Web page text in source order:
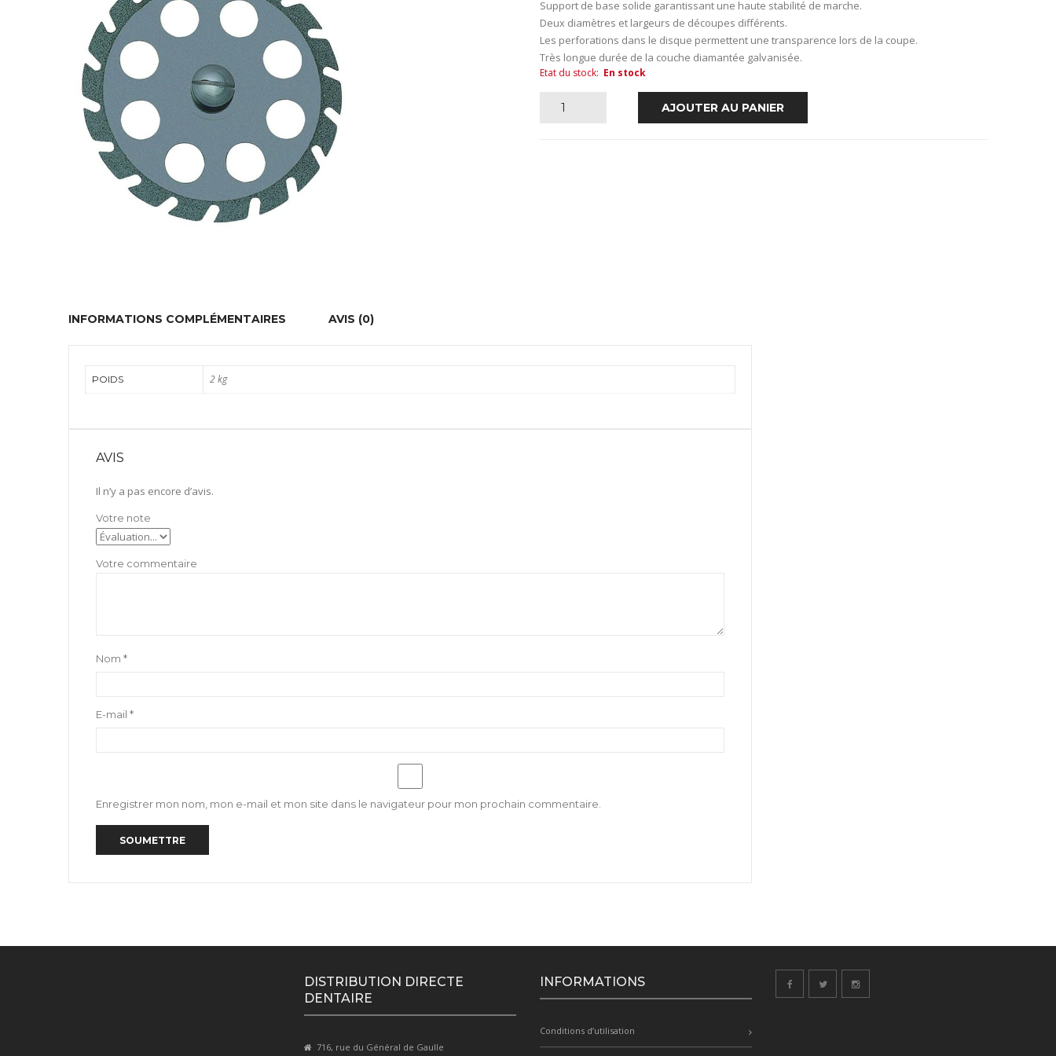
Support de base solide garantissant une haute stabilité de marche.
Deux diamètres et largeurs de découpes différents.
Les perforations dans le disque permettent une transparence lors de la coupe.
Très longue durée de la couche diamantée galvanisée.
Etat du stock: En stock
quantité AJOUTER AU PANIER
INFORMATIONS COMPLÉMENTAIRES AVIS (0)
POIDS 2 kg
AVIS
Il n’y a pas encore d’avis.
Nom *
E-mail *
Enregistrer mon nom, mon e-mail et mon site dans le navigateur pour mon prochain commentaire.
DISTRIBUTION DIRECTE
DENTAIRE
716, rue du Général de Gaulle
INFORMATIONS
Conditions d’utilisation